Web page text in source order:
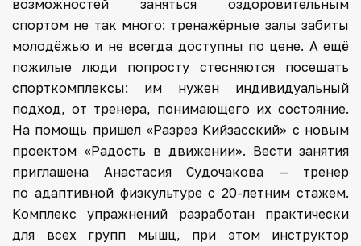
возможностей заняться оздоровительным
спортом не так много: тренажёрные залы забиты
молодёжью и не всегда доступны по цене. А ещё
пожилые люди попросту стесняются посещать
спорткомплексы: им нужен индивидуальный
подход, от тренера, понимающего их состояние.
На помощь пришел «Разрез Кийзасский» с новым
проектом «Радость в движении». Вести занятия
приглашена Анастасия Судочакова — тренер
по адаптивной физкультуре с 20-летним стажем.
Комплекс упражнений разработан практически
для всех групп мышц, при этом инструктор